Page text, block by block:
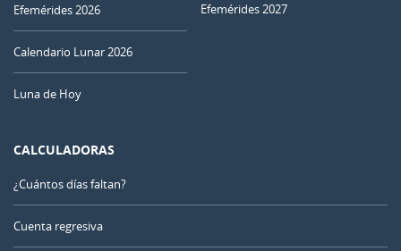
Efemérides 2026
Calendario Lunar 2026
Luna de Hoy
Efemérides 2027
CALCULADORAS
¿Cuántos días faltan?
Cuenta regresiva